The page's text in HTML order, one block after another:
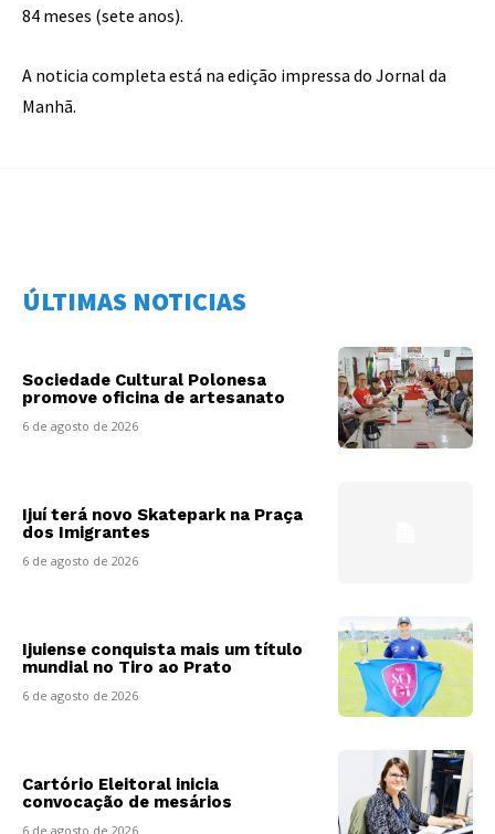
84 meses (sete anos).
A noticia completa está na edição impressa do Jornal da
Manhã.
ÚLTIMAS NOTICIAS
Sociedade Cultural Polonesa
promove oficina de artesanato
6 de agosto de 2026
Ijuí terá novo Skatepark na Praça
dos Imigrantes
6 de agosto de 2026
Ijuiense conquista mais um título
mundial no Tiro ao Prato
6 de agosto de 2026
Cartório Eleitoral inicia
convocação de mesários
6 de agosto de 2026